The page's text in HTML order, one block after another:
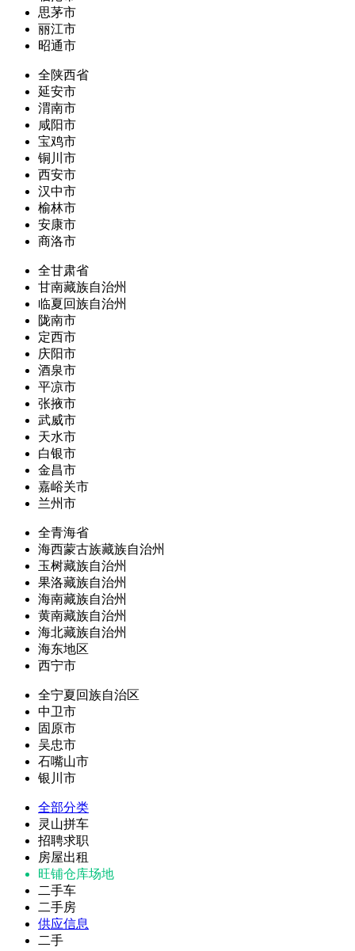
思茅市
丽江市
昭通市
全陕西省
延安市
渭南市
咸阳市
宝鸡市
铜川市
西安市
汉中市
榆林市
安康市
商洛市
全甘肃省
甘南藏族自治州
临夏回族自治州
陇南市
定西市
庆阳市
酒泉市
平凉市
张掖市
武威市
天水市
白银市
金昌市
嘉峪关市
兰州市
全青海省
海西蒙古族藏族自治州
玉树藏族自治州
果洛藏族自治州
海南藏族自治州
黄南藏族自治州
海北藏族自治州
海东地区
西宁市
全宁夏回族自治区
中卫市
固原市
吴忠市
石嘴山市
银川市
全部分类
灵山拼车
招聘求职
房屋出租
旺铺仓库场地
二手车
二手房
供应信息
二手